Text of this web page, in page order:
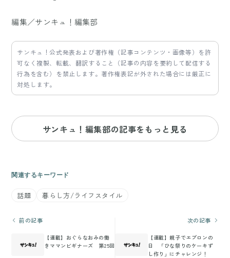
編集／サンキュ！編集部
サンキュ！公式発表および著作権（記事コンテンツ・画像等）を許
可なく複製、転載、翻訳すること（記事の内容を要約して配信する
行為を含む）を禁止します。著作権表記が外された場合には厳正に
対処します。
サンキュ！編集部の記事をもっと見る
関連するキーワード
話題 暮らし方/ライフスタイル
前の記事
【連載】おぐらなおみの働
きママンビギナーズ 第25回
次の記事
【連載】親子でエプロンの
日 「ひな祭りのケーキず
し作り」にチャレンジ！